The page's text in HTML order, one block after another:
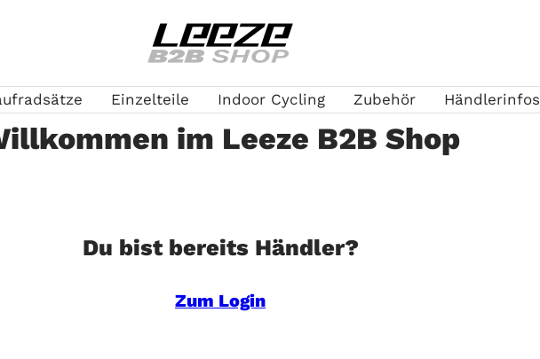
Leeze
B2B
Einzelteile Indoor Cycling Zubehör Händlerinfos
im Leeze B2B Shop
Du bist bereits Händler?
Zum Login